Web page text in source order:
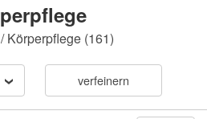
/Körperpflege (161)
verfeinern